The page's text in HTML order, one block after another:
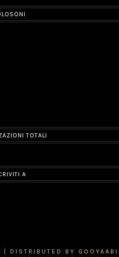
TOTALI
A
| DISTRIBUTED BY GOOYAABI